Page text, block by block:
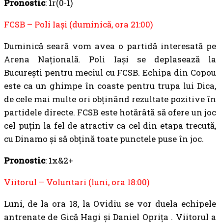
Pronostic: 1r(0-1)
FCSB – Poli Iași (duminică, ora 21:00)
Duminică seară vom avea o partidă interesată pe
Arena Națională. Poli Iași se deplasează la
București pentru meciul cu FCSB. Echipa din Copou
este ca un ghimpe în coaste pentru trupa lui Dica,
de cele mai multe ori obținând rezultate pozitive în
partidele directe. FCSB este hotărâtă să ofere un joc
cel puțin la fel de atractiv ca cel din etapa trecută,
cu Dinamo și să obțină toate punctele puse în joc.
Pronostic: 1x&2+
Viitorul – Voluntari (luni, ora 18:00)
Luni, de la ora 18, la Ovidiu se vor duela echipele
antrenate de Gică Hagi și Daniel Oprița . Viitorul a